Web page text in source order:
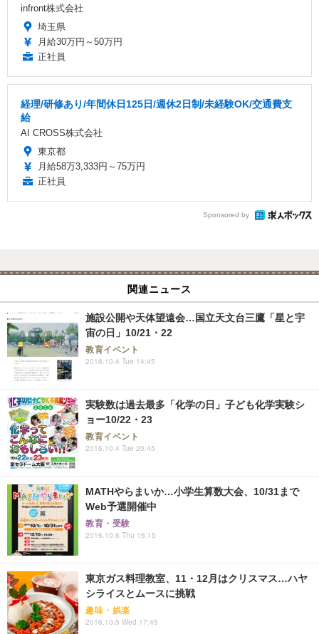
infront株式会社
埼玉県
月給30万円～50万円
正社員
経理/研修あり/年間休日125日/週休2日制/未経験OK/交通費支
給
AI CROSS株式会社
東京都
月給58万3,333円～75万円
正社員
Sponsored by
関連ニュース
施設公開や天体望遠会…国立天文台三鷹「星と宇
宙の日」10/21・22
教育イベント
2016.10.4 Tue 14:45
実験数は過去最多「化学の日」子ども化学実験シ
ョー10/22・23
教育イベント
2016.10.4 Tue 20:45
MATHやらまいか…小学生算数大会、10/31まで
Web予選開催中
教育・受験
2016.10.6 Thu 16:15
東京ガス料理教室、11・12月はクリスマス…ハヤ
シライスとムースに挑戦
趣味・娯楽
2016.10.5 Wed 17:45